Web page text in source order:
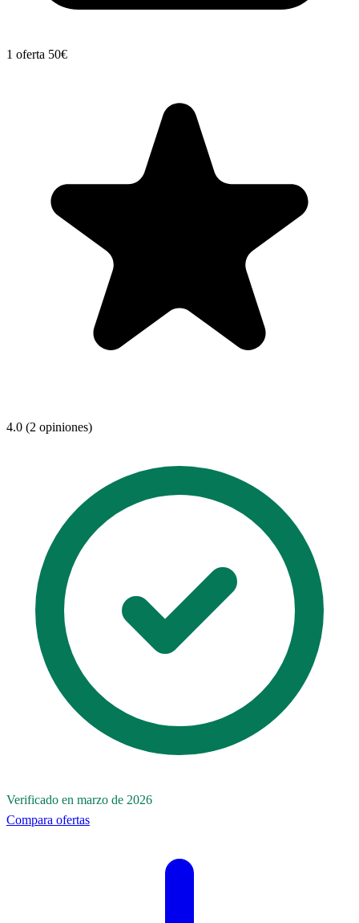
1 oferta 50€
4.0 (2 opiniones)
Verificado en marzo de 2026
Compara ofertas